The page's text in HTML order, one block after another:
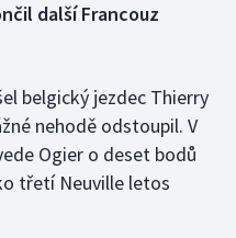
další Francouz
belgický jezdec Thierry
nehodě odstoupil. V
Ogier o deset bodů
třetí Neuville letos